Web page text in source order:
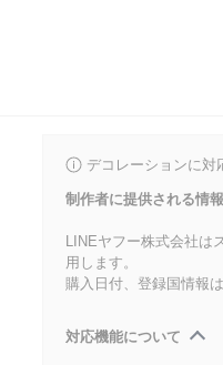
デコレーションに対
制作者に提供される情
LINEヤフー株式会社は
用します。
購入日付、登録国情報
対応機能について